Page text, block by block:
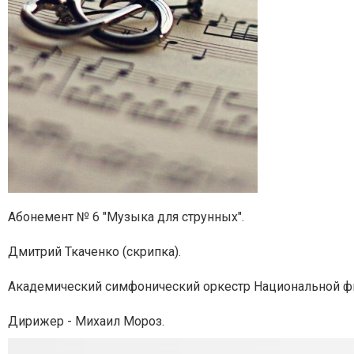
Абонемент № 6 "Музыка для струнных".
Дмитрий Ткаченко (скрипка).
Академический симфонический оркестр Национальной
Дирижер - Михаил Мороз.